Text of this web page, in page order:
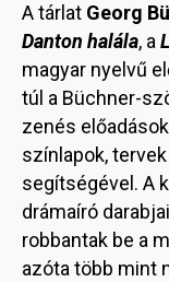
A tárlat Georg
Danton halála, a
magyar nyelvű
túl a Büchner-
zenés
színlapok,
segítségével. A
drámaíró
robbantak be a
azóta több mint